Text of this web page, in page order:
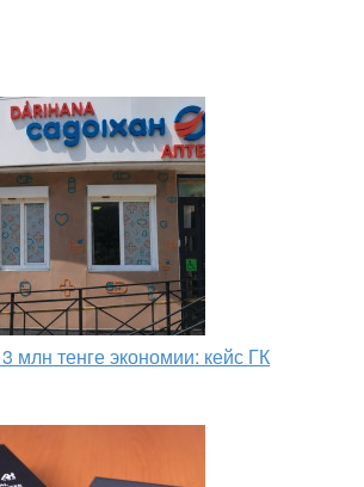
млн тенге экономии: кейс ГК